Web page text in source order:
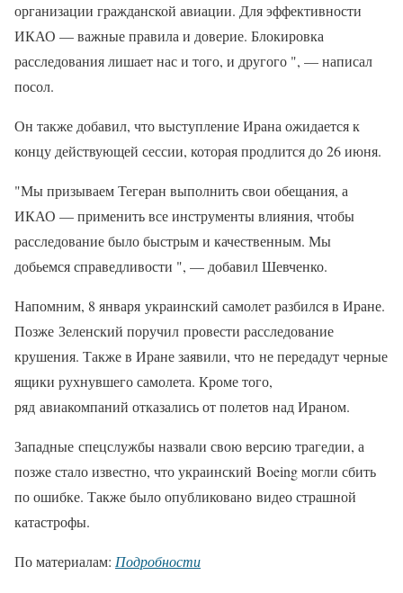
организации гражданской авиации. Для эффективности
ИКАО — важные правила и доверие. Блокировка
расследования лишает нас и того, и другого ", — написал
посол.
Он также добавил, что выступление Ирана ожидается к
концу действующей сессии, которая продлится до 26 июня.
"Мы призываем Тегеран выполнить свои обещания, а
ИКАО — применить все инструменты влияния, чтобы
расследование было быстрым и качественным. Мы
добьемся справедливости ", — добавил Шевченко.
Напомним, 8 января украинский самолет разбился в Иране.
Позже Зеленский поручил провести расследование
крушения. Также в Иране заявили, что не передадут черные
ящики рухнувшего самолета. Кроме того,
ряд авиакомпаний отказались от полетов над Ираном.
Западные спецслужбы назвали свою версию трагедии, а
позже стало известно, что украинский Boeing могли сбить
по ошибке. Также было опубликовано видео страшной
катастрофы.
По материалам: Подробности